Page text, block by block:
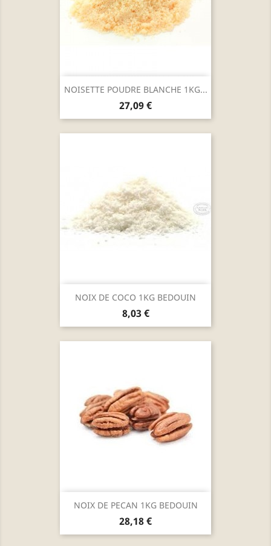
NOISETTE POUDRE BLANCHE 1KG...
Prix
27,09 €
NOIX DE COCO 1KG BEDOUIN
Prix
8,03 €
NOIX DE PECAN 1KG BEDOUIN
Prix
28,18 €